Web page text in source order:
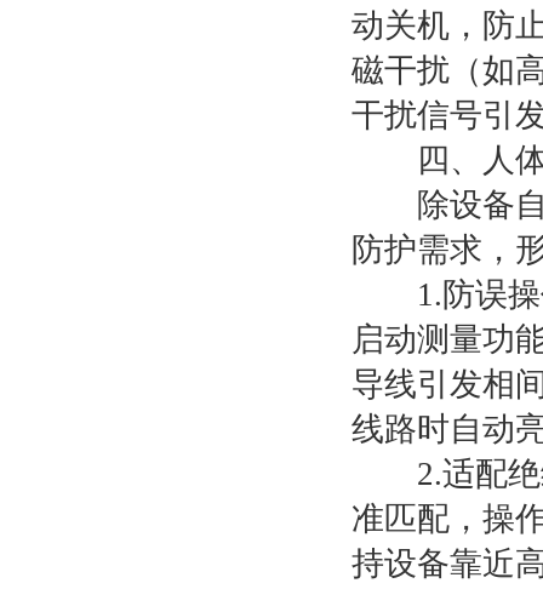
动关机，防
磁干扰（如
干扰信号引
四、人体
除设备自
防护需求，
1.防误操
启动测量功
导线引发相
线路时自动
2.适配绝
准匹配，操
持设备靠近